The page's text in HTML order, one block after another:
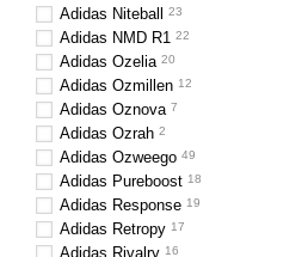
Adidas Niteball 23
Adidas NMD R1 22
Adidas Ozelia 20
Adidas Ozmillen 12
Adidas Oznova 7
Adidas Ozrah 2
Adidas Ozweego 49
Adidas Pureboost 18
Adidas Response 19
Adidas Retropy 17
Adidas Rivalry 16